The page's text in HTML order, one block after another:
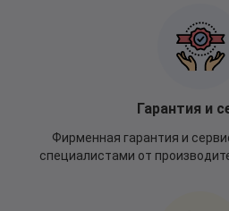
Гарантия и
Фирменная гарантия и
специалистами от